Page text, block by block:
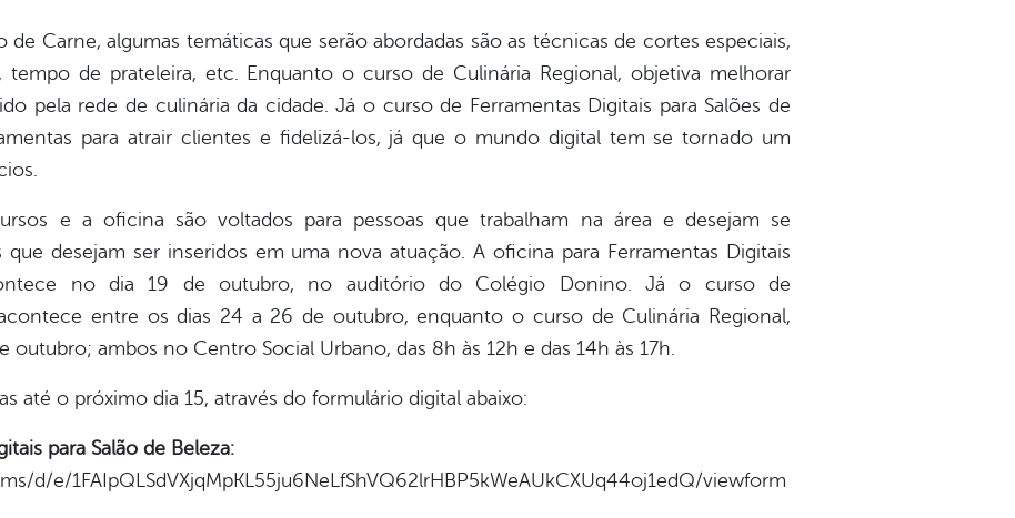
Carne, algumas temáticas que serão abordadas são as técnicas de cortes especiais,
tempo de prateleira, etc. Enquanto o curso de Culinária Regional, objetiva melhorar
pela rede de culinária da cidade. Já o curso de Ferramentas Digitais para Salões de
para atrair clientes e fidelizá-los, já que o mundo digital tem se tornado um
e a oficina são voltados para pessoas que trabalham na área e desejam se
que desejam ser inseridos em uma nova atuação. A oficina para Ferramentas Digitais
no dia 19 de outubro, no auditório do Colégio Donino. Já o curso de
entre os dias 24 a 26 de outubro, enquanto o curso de Culinária Regional,
outubro; ambos no Centro Social Urbano, das 8h às 12h e das 14h às 17h.
até o próximo dia 15, através do formulário digital abaixo:
para Salão de Beleza:
d/e/1FAIpQLSdVXjqMpKL55ju6NeLfShVQ62lrHBP5kWeAUkCXUq44oj1edQ/viewform